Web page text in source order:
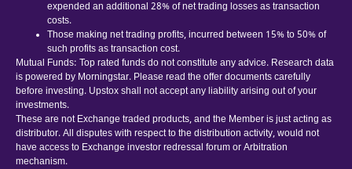
expended an additional 28% of net trading losses as transaction
costs.
Those making net trading profits, incurred between 15% to 50% of
such profits as transaction cost.
Mutual Funds: Top rated funds do not constitute any advice. Research data
is powered by Morningstar. Please read the offer documents carefully
before investing. Upstox shall not accept any liability arising out of your
investments.
These are not Exchange traded products, and the Member is just acting as
distributor. All disputes with respect to the distribution activity, would not
have access to Exchange investor redressal forum or Arbitration
mechanism.